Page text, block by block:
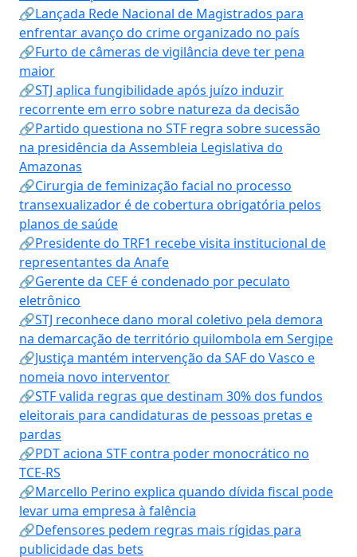
🔗Lançada Rede Nacional de Magistrados para
enfrentar avanço do crime organizado no país
🔗Furto de câmeras de vigilância deve ter pena
maior
🔗STJ aplica fungibilidade após juízo induzir
recorrente em erro sobre natureza da decisão
🔗Partido questiona no STF regra sobre sucessão
na presidência da Assembleia Legislativa do
Amazonas
🔗Cirurgia de feminização facial no processo
transexualizador é de cobertura obrigatória pelos
planos de saúde
🔗Presidente do TRF1 recebe visita institucional de
representantes da Anafe
🔗Gerente da CEF é condenado por peculato
eletrônico
🔗STJ reconhece dano moral coletivo pela demora
na demarcação de território quilombola em Sergipe
🔗Justiça mantém intervenção da SAF do Vasco e
nomeia novo interventor
🔗STF valida regras que destinam 30% dos fundos
eleitorais para candidaturas de pessoas pretas e
pardas
🔗PDT aciona STF contra poder monocrático no
TCE-RS
🔗Marcello Perino explica quando dívida fiscal pode
levar uma empresa à falência
🔗Defensores pedem regras mais rígidas para
publicidade das bets